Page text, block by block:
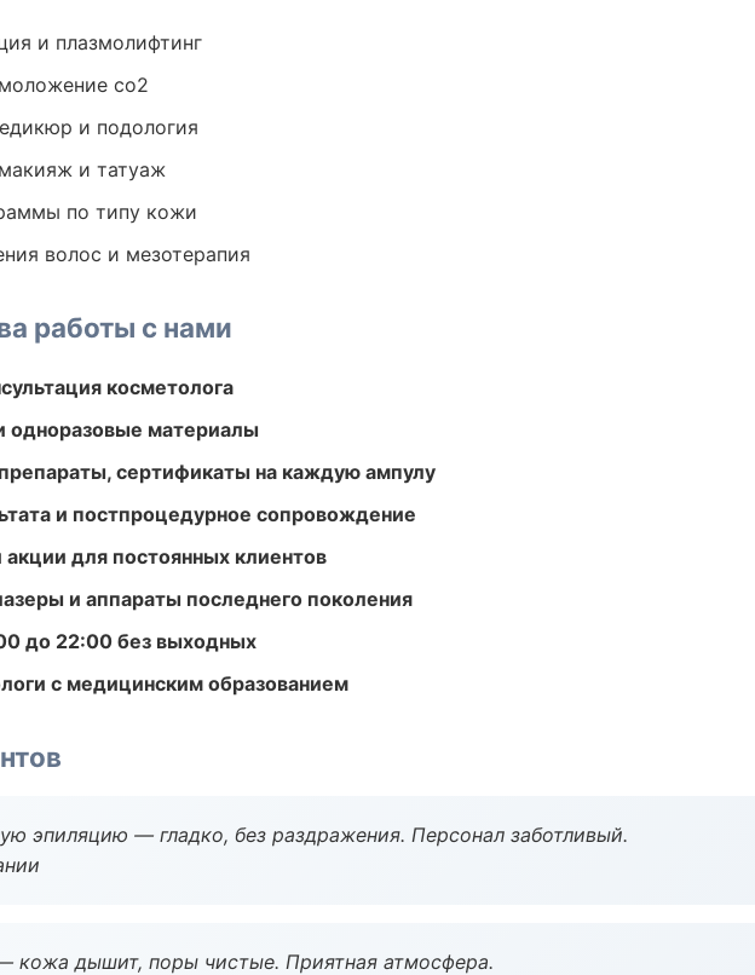
и плазмолифтинг
co2
и подология
и татуаж
по типу кожи
волос и мезотерапия
работы с нами
косметолога
одноразовые материалы
сертификаты на каждую ампулу
и постпроцедурное сопровождение
акции для постоянных клиентов
и аппараты последнего поколения
до 22:00 без выходных
с медицинским образованием
эпиляцию — гладко, без раздражения. Персонал заботливый.
кожа дышит, поры чистые. Приятная атмосфера.